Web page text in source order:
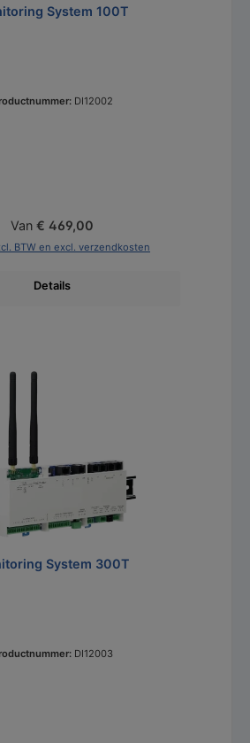
System 100T
DI12002
Normale prijs:
Van € 469,00
BTW en excl. verzendkosten
Details
System 300T
DI12003